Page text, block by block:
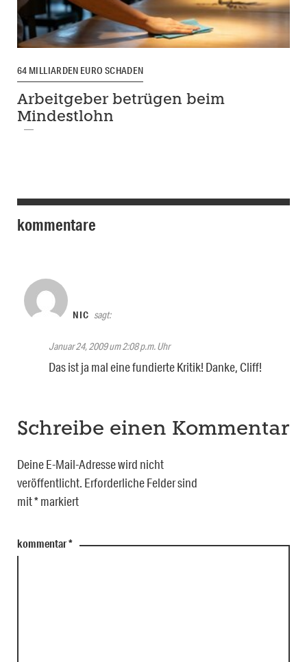
64 MILLIARDEN EURO SCHADEN
Arbeitgeber betrügen beim
Mindestlohn
kommentare
NIC sagt:
Januar 24, 2009 um 2:08 p.m. Uhr
Das ist ja mal eine fundierte Kritik! Danke, Cliff!
Schreibe einen Kommentar
Deine E-Mail-Adresse wird nicht
veröffentlicht. Erforderliche Felder sind
mit*markiert
kommentar*